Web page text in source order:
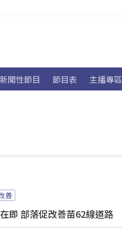
新聞性節目 節目表 主播專區
善
即 部落促改善苗62線道路